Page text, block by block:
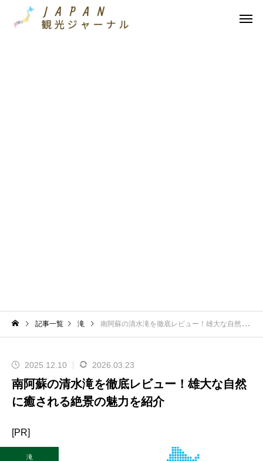
記事一覧 滝 南阿蘇の清水滝を徹底レビュー！雄大な自然に癒される絶景の魅力を紹介
2025.12.10 2026.03.23
南阿蘇の清水滝を徹底レビュー！雄大な自然
に癒される絶景の魅力を紹介
[PR]
滝